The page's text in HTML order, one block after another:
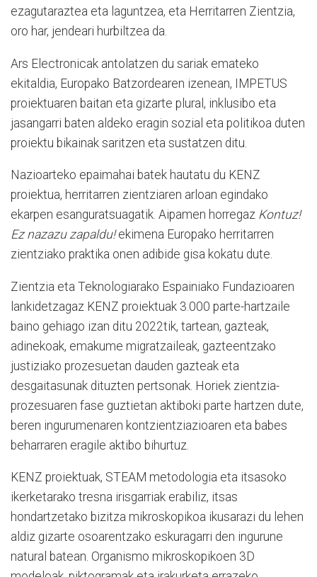
ezagutaraztea eta laguntzea, eta Herritarren Zientzia,
oro har, jendeari hurbiltzea da.
Ars Electronicak antolatzen du sariak emateko
ekitaldia, Europako Batzordearen izenean, IMPETUS
proiektuaren baitan eta gizarte plural, inklusibo eta
jasangarri baten aldeko eragin sozial eta politikoa duten
proiektu bikainak saritzen eta sustatzen ditu.
Nazioarteko epaimahai batek hautatu du KENZ
proiektua, herritarren zientziaren arloan egindako
ekarpen esanguratsuagatik. Aipamen horregaz Kontuz!
Ez nazazu zapaldu!ekimena Europako herritarren
zientziako praktika onen adibide gisa kokatu dute.
Zientzia eta Teknologiarako Espainiako Fundazioaren
lankidetzagaz KENZ proiektuak 3.000 parte-hartzaile
baino gehiago izan ditu 2022tik, tartean, gazteak,
adinekoak, emakume migratzaileak, gazteentzako
justiziako prozesuetan dauden gazteak eta
desgaitasunak dituzten pertsonak. Horiek zientzia-
prozesuaren fase guztietan aktiboki parte hartzen dute,
beren ingurumenaren kontzientziazioaren eta babes
beharraren eragile aktibo bihurtuz.
KENZ proiektuak, STEAM metodologia eta itsasoko
ikerketarako tresna irisgarriak erabiliz, itsas
hondartzetako bizitza mikroskopikoa ikusarazi du lehen
aldiz gizarte osoarentzako eskuragarri den ingurune
natural batean. Organismo mikroskopikoen 3D